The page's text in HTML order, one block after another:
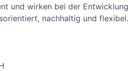
und wirken bei der
nachhaltig und flexibel.